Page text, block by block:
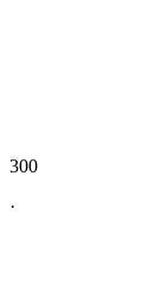
300
·